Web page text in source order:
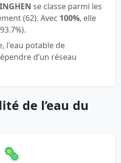
se classe parmi les
(62). Avec 100%, elle
l'eau potable de
d’un réseau
de l’eau du
🦠